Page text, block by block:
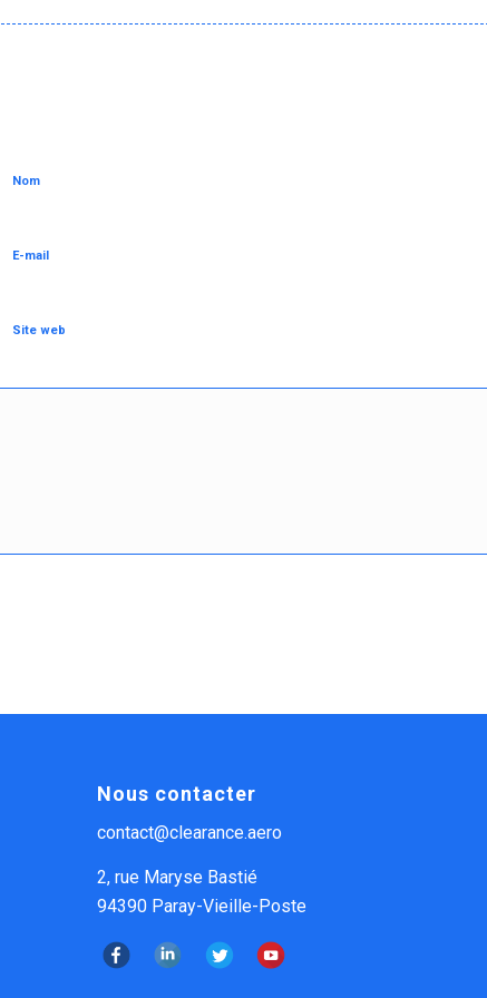
Nom
E-mail
Site web
Nous contacter
contact@clearance.aero
2, rue Maryse Bastié
94390 Paray-Vieille-Poste